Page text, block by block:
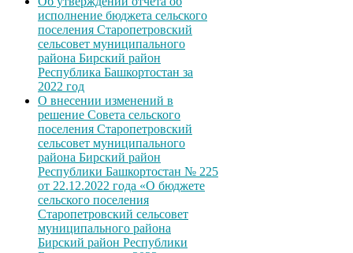
исполнение бюджета сельского
поселения Старопетровский
сельсовет муниципального
района Бирский район
Республика Башкортостан за
2022 год
О внесении изменений в
решение Совета сельского
поселения Старопетровский
сельсовет муниципального
района Бирский район
Республики Башкортостан № 225
от 22.12.2022 года «О бюджете
сельского поселения
Старопетровский сельсовет
муниципального района
Бирский район Республики